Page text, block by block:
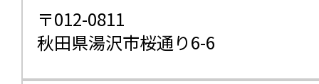
〒012-0811
秋田県湯沢市桜通り6-6